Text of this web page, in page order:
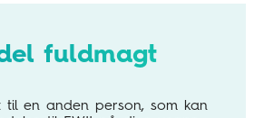
fuldmagt
til en anden person, som kan